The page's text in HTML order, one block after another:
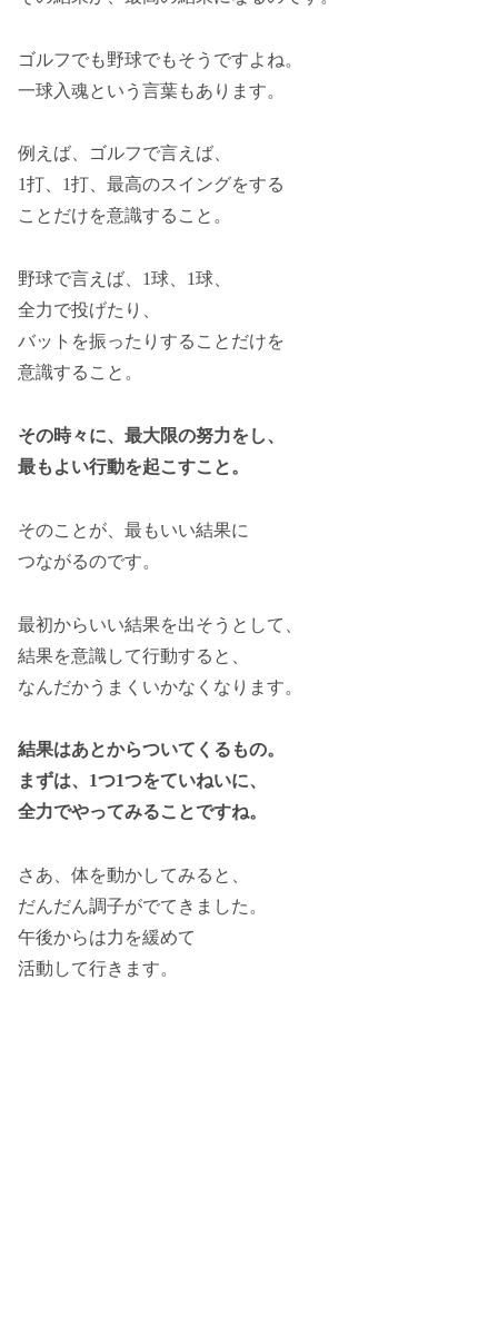
ゴルフでも野球でもそうですよね。
一球入魂という言葉もあります。
例えば、ゴルフで言えば、
1打、1打、最高のスイングをする
ことだけを意識すること。
野球で言えば、1球、1球、
全力で投げたり、
バットを振ったりすることだけを
意識すること。
その時々に、最大限の努力をし、
最もよい行動を起こすこと。
そのことが、最もいい結果に
つながるのです。
最初からいい結果を出そうとして、
結果を意識して行動すると、
なんだかうまくいかなくなります。
結果はあとからついてくるもの。
まずは、1つ1つをていねいに、
全力でやってみることですね。
さあ、体を動かしてみると、
だんだん調子がでてきました。
午後からは力を緩めて
活動して行きます。